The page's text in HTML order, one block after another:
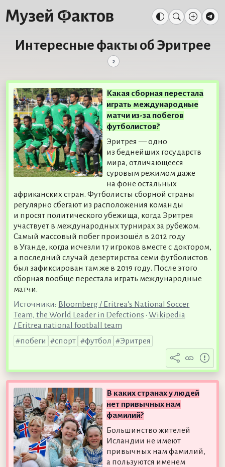
Интересные факты об Эритрее
2
Какая сборная перестала
играть международные
матчи из-за побегов
футболистов?
Эритрея — одно
из беднейших государств
мира, отличающееся
суровым режимом даже
на фоне остальных
африканских стран. Футболисты сборной страны
регулярно сбегают из расположения команды
и просят политического убежища, когда Эритрея
участвует в международных турнирах за рубежом.
Самый массовый побег произошёл в 2012 году
в Уганде, когда исчезли 17 игроков вместе с доктором,
а последний случай дезертирства семи футболистов
был зафиксирован там же в 2019 году. После этого
сборная вообще перестала играть международные
матчи.
Источники: Bloomberg / Eritrea's National Soccer
Team, the World Leader in Defections • Wikipedia
/ Eritrea national football team
побеги
спорт футбол Эритрея
В каких странах у людей
нет привычных нам
фамилий?
Большинство жителей
Исландии не имеют
привычных нам фамилий,
а пользуются именем